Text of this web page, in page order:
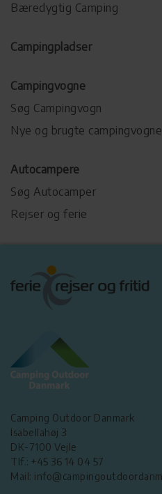
Bæredygtig Camping
Campingpladser
Campingvogne
Søg Campingvogn
Nye og brugte campingvogne
Autocampere
Søg Autocamper
Rejser og ferie
Camping Outdoor Danmark
Isabellahøj 3
DK-7100 Vejle
Tlf.: +45 36 14 04 57
Mail: